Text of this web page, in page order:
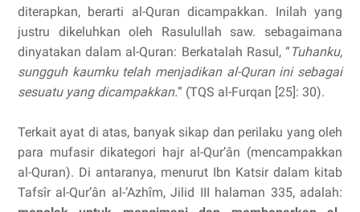
diterapkan, berarti al-Quran dicampakkan. Inilah yang
justru dikeluhkan oleh Rasulullah saw. sebagaimana
dinyatakan dalam al-Quran: Berkatalah Rasul, “Tuhanku,
sungguh kaumku telah menjadikan al-Quran ini sebagai
sesuatu yang dicampakkan.” (TQS al-Furqan [25]: 30).
Terkait ayat di atas, banyak sikap dan perilaku yang oleh
para mufasir dikategori hajr al-Qur’ân (mencampakkan
al-Quran). Di antaranya, menurut Ibn Katsir dalam kitab
Tafsîr al-Qur’ân al-‘Azhîm, Jilid III halaman 335, adalah: